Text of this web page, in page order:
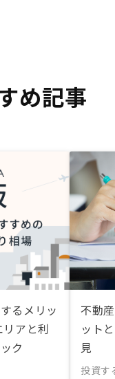
め記事
るメリッ
リアと利
ク
不動
ット
見
投資す